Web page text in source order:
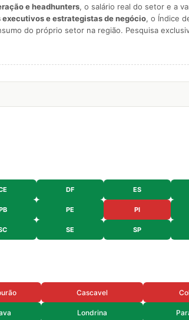
e headhunters, o salário real do setor e a
executivos e estrategistas de negócio, o Índice
do próprio setor na região. Pesquisa
DF ES
PE PI
SE SP
Cascavel
Londrina